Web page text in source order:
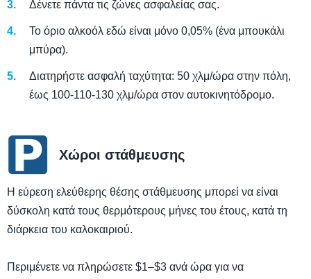
Δένετε πάντα τις ζώνες ασφαλείας σας.
Το όριο αλκοόλ εδώ είναι μόνο 0,05% (ένα μπουκάλι
μπύρα).
Διατηρήστε ασφαλή ταχύτητα: 50 χλμ/ώρα στην πόλη,
έως 100-110-130 χλμ/ώρα στον αυτοκινητόδρομο.
Χώροι στάθμευσης
Η εύρεση ελεύθερης θέσης στάθμευσης μπορεί να είναι
δύσκολη κατά τους θερμότερους μήνες του έτους, κατά τη
διάρκεια του καλοκαιριού.
Περιμένετε να πληρώσετε $1–$3 ανά ώρα για να